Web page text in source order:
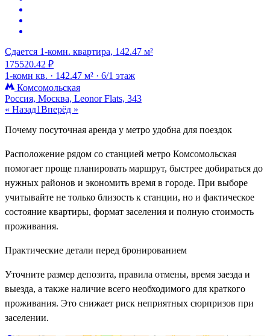
Сдается 1-комн. квартира, 142.47 м²
175520.42 ₽
1-комн кв. · 142.47 м² · 6/1 этаж
Комсомольская
Россия, Москва, Leonor Flats, 343
« Назад1Вперёд »
Почему посуточная аренда у метро удобна для поездок
Расположение рядом со станцией метро Комсомольская
помогает проще планировать маршрут, быстрее добираться до
нужных районов и экономить время в городе. При выборе
учитывайте не только близость к станции, но и фактическое
состояние квартиры, формат заселения и полную стоимость
проживания.
Практические детали перед бронированием
Уточните размер депозита, правила отмены, время заезда и
выезда, а также наличие всего необходимого для краткого
проживания. Это снижает риск неприятных сюрпризов при
заселении.